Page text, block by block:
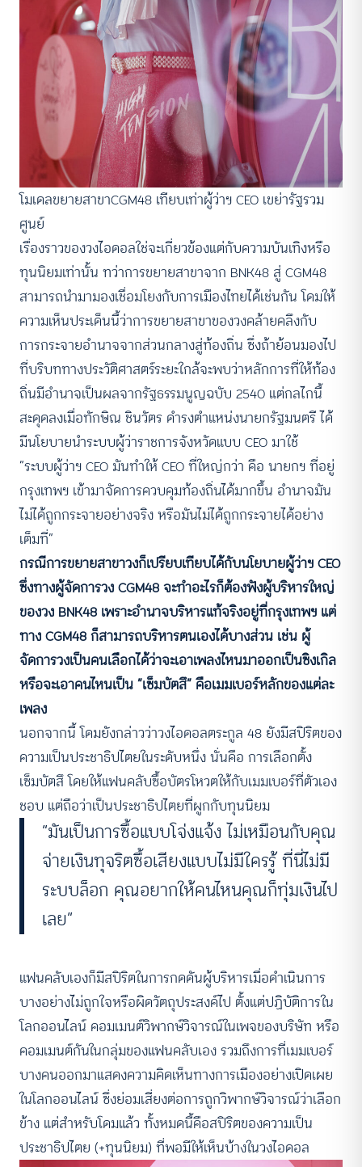
โมเดลขยายสาขาCGM48 เทียบเท่าผู้ว่าฯ CEO เขย่ารัฐรวม
ศูนย์
เรื่องราวของวงไอดอลใช่จะเกี่ยวข้องแต่กับความบันเทิงหรือ
ทุนนิยมเท่านั้น ทว่าการขยายสาขาจาก BNK48 สู่ CGM48
สามารถนำมามองเชื่อมโยงกับการเมืองไทยได้เช่นกัน โดมให้
ความเห็นประเด็นนี้ว่าการขยายสาขาของวงคล้ายคลึงกับ
การกระจายอำนาจจากส่วนกลางสู่ท้องถิ่น ซึ่งถ้าย้อนมองไป
ที่บริบททางประวัติศาสตร์ระยะใกล้จะพบว่าหลักการที่ให้ท้อง
ถิ่นมีอำนาจเป็นผลจากรัฐธรรมนูญฉบับ 2540 แต่กลไกนี้
สะดุดลงเมื่อทักษิณ ชินวัตร ดำรงตำแหน่งนายกรัฐมนตรี ได้
มีนโยบายนำระบบผู้ว่าราชการจังหวัดแบบ CEO มาใช้
“ระบบผู้ว่าฯ CEO มันทำให้ CEO ที่ใหญ่กว่า คือ นายกฯ ที่อยู่
กรุงเทพฯ เข้ามาจัดการควบคุมท้องถิ่นได้มากขึ้น อำนาจมัน
ไม่ได้ถูกกระจายอย่างจริง หรือมันไม่ได้ถูกกระจายได้อย่าง
เต็มที่”
กรณีการขยายสาขาวงก็เปรียบเทียบได้กับนโยบายผู้ว่าฯ CEO
ซึ่งทางผู้จัดการวง CGM48 จะทำอะไรก็ต้องฟังผู้บริหารใหญ่
ของวง BNK48 เพราะอำนาจบริหารแท้จริงอยู่ที่กรุงเทพฯ แต่
ทาง CGM48 ก็สามารถบริหารตนเองได้บางส่วน เช่น ผู้
จัดการวงเป็นคนเลือกได้ว่าจะเอาเพลงไหนมาออกเป็นซิงเกิล
หรือจะเอาคนไหนเป็น “เซ็มบัตสึ” คือเมมเบอร์หลักของแต่ละ
เพลง
นอกจากนี้ โดมยังกล่าวว่าวงไอดอลตระกูล 48 ยังมีสปิริตของ
ความเป็นประชาธิปไตยในระดับหนึ่ง นั่นคือ การเลือกตั้ง
เซ็มบัตสึ โดยให้แฟนคลับซื้อบัตรโหวตให้กับเมมเบอร์ที่ตัวเอง
ชอบ แต่ถือว่าเป็นประชาธิปไตยที่ผูกกับทุนนิยม
“มันเป็นการซื้อแบบโจ่งแจ้ง ไม่เหมือนกับคุณ
จ่ายเงินทุจริตซื้อเสียงแบบไม่มีใครรู้ ที่นี่ไม่มี
ระบบล็อก คุณอยากให้คนไหนคุณก็ทุ่มเงินไป
เลย”
แฟนคลับเองก็มีสปิริตในการกดดันผู้บริหารเมื่อดำเนินการ
บางอย่างไม่ถูกใจหรือผิดวัตถุประสงค์ไป ตั้งแต่ปฏิบัติการใน
โลกออนไลน์ คอมเมนต์วิพากษ์วิจารณ์ในเพจของบริษัท หรือ
คอมเมนต์กันในกลุ่มของแฟนคลับเอง รวมถึงการที่เมมเบอร์
บางคนออกมาแสดงความคิดเห็นทางการเมืองอย่างเปิดเผย
ในโลกออนไลน์ ซึ่งย่อมเสี่ยงต่อการถูกวิพากษ์วิจารณ์ว่าเลือก
ข้าง แต่สำหรับโดมแล้ว ทั้งหมดนี้คือสปิริตของความเป็น
ประชาธิปไตย (+ทุนนิยม) ที่พอมีให้เห็นบ้างในวงไอดอล